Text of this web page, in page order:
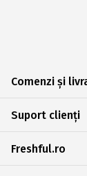
Comenzi și
Suport clienți
Freshful.ro